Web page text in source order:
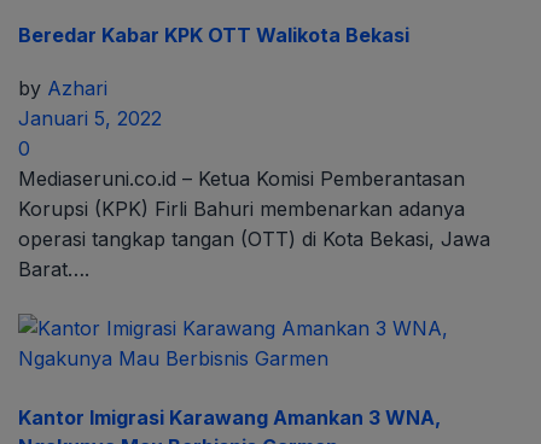
Beredar Kabar KPK OTT Walikota Bekasi
by Azhari
Januari 5, 2022
0
Mediaseruni.co.id – Ketua Komisi Pemberantasan
Korupsi (KPK) Firli Bahuri membenarkan adanya
operasi tangkap tangan (OTT) di Kota Bekasi, Jawa
Barat….
Kantor Imigrasi Karawang Amankan 3 WNA,